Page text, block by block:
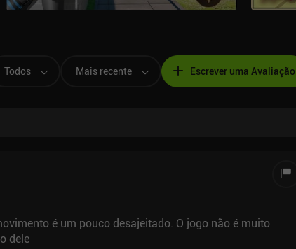
Todos Mais recente Escrever uma Avaliação
é um pouco desajeitado. O jogo não é muito
dele